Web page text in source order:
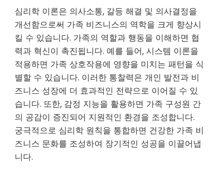
심리학 이론은 의사소통, 갈등 해결 및 의사결정을
개선함으로써 가족 비즈니스의 역학을 크게 향상시
킬 수 있습니다. 가족의 역할과 행동을 이해하면 협
력과 혁신이 촉진됩니다. 예를 들어, 시스템 이론을
적용하면 가족 상호작용에 영향을 미치는 패턴을 식
별할 수 있습니다. 이러한 통찰력은 개인 발전과 비
즈니스 성장에 더 효과적인 전략으로 이어질 수 있
습니다. 또한, 감정 지능을 활용하면 가족 구성원 간
의 공감이 증진되어 지원적인 환경을 조성합니다.
궁극적으로 심리학 원칙을 통합하면 건강한 가족 비
즈니스 문화를 조성하여 장기적인 성공을 이끌어냅
니다.